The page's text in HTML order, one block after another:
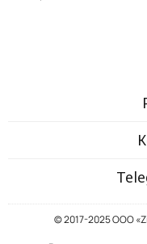
© 2017-2025 ООО